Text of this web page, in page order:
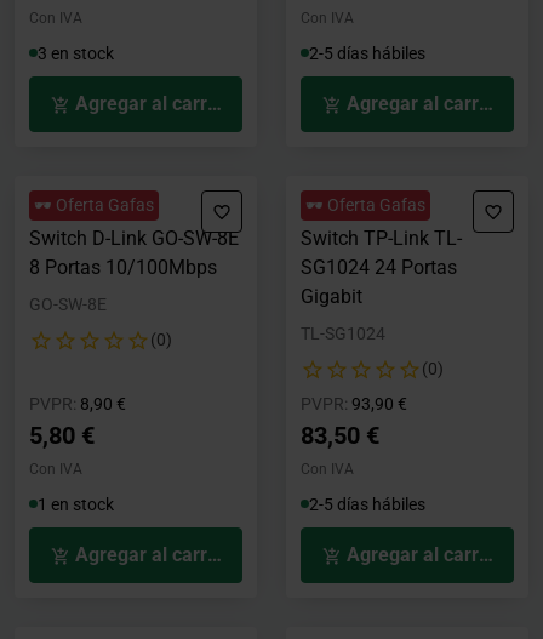
Con IVA
3 en stock
Agregar al carrito
Con IVA
2-5 días hábiles
Agregar al carrito
🕶️ Oferta Gafas
Switch D-Link GO-SW-8E
8 Portas 10/100Mbps
GO-SW-8E
(0)
PVPR: Precio rebajado desde
8,90 €
5,80 €
Con IVA
1 en stock
Agregar al carrito
🕶️ Oferta Gafas
Switch TP-Link TL-
SG1024 24 Portas
Gigabit
TL-SG1024
(0)
PVPR: Precio rebajado desde
93,90 €
83,50 €
Con IVA
2-5 días hábiles
Agregar al carrito